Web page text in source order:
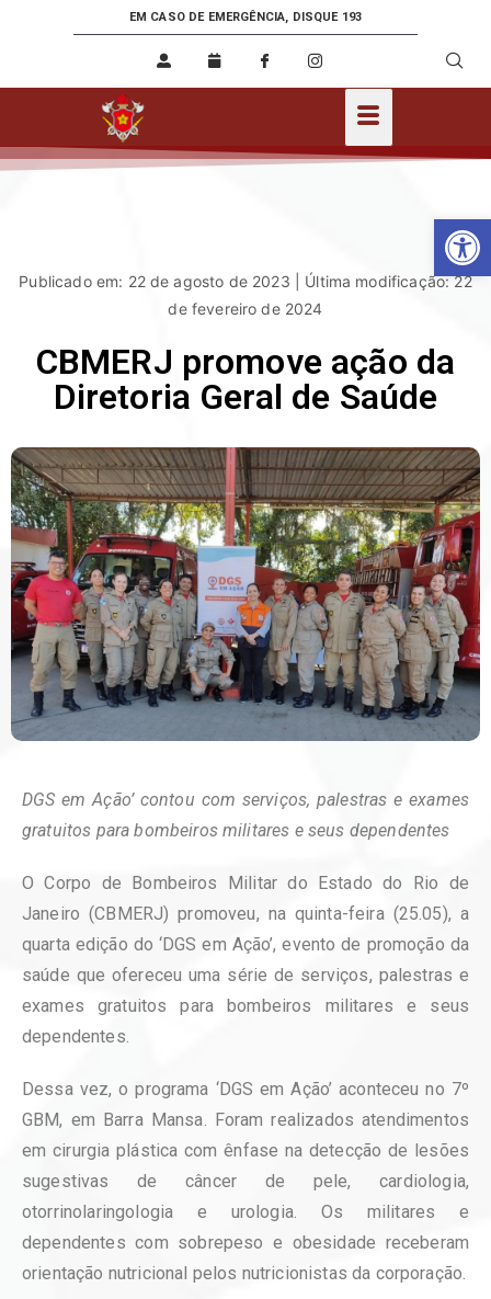
EM CASO DE EMERGÊNCIA, DISQUE 193
Publicado em: 22 de agosto de 2023 | Última modificação: 22
de fevereiro de 2024
CBMERJ promove ação da
Diretoria Geral de Saúde
DGS em Ação’ contou com serviços, palestras e exames
gratuitos para bombeiros militares e seus dependentes
O Corpo de Bombeiros Militar do Estado do Rio de
Janeiro (CBMERJ) promoveu, na quinta-feira (25.05), a
quarta edição do ‘DGS em Ação’, evento de promoção da
saúde que ofereceu uma série de serviços, palestras e
exames gratuitos para bombeiros militares e seus
dependentes.
Dessa vez, o programa ‘DGS em Ação’ aconteceu no 7º
GBM, em Barra Mansa. Foram realizados atendimentos
em cirurgia plástica com ênfase na detecção de lesões
sugestivas de câncer de pele, cardiologia,
otorrinolaringologia e urologia. Os militares e
dependentes com sobrepeso e obesidade receberam
orientação nutricional pelos nutricionistas da corporação.